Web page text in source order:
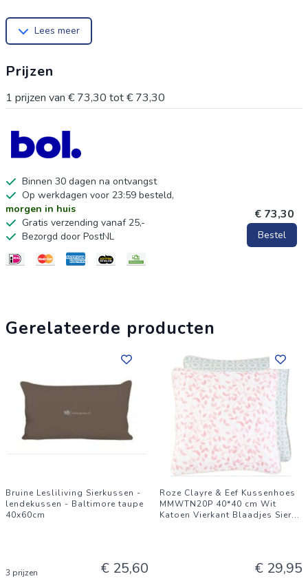
Lees meer
Prijzen
1 prijzen van € 73,30 tot€ 73,30
Binnen 30 dagen na ontvangst
Op werkdagen voor 23:59 besteld,
morgen in huis
Gratis verzending vanaf 25,-
Bezorgd door PostNL
€ 73,30
Bestel
Gerelateerde producten
Bruine Lesliliving Sierkussen -
lendekussen - Baltimore taupe
40x60cm
3 prijzen € 25,60
Roze Clayre & Eef Kussenhoes
MMWTN20P 40*40 cm Wit
Katoen Vierkant Blaadjes Sier...
€ 29,95